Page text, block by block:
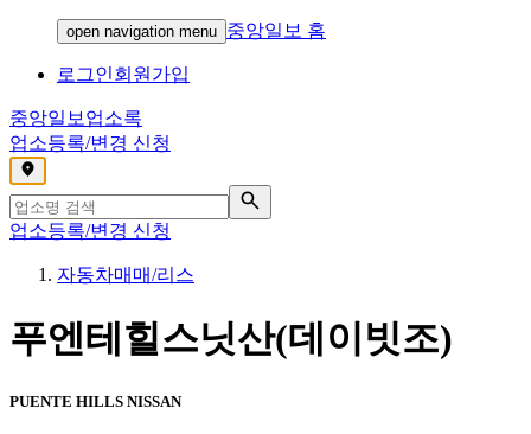
open navigation menu 중앙일보 홈
로그인회원가입
중앙일보 업소록
업소등록/변경 신청
,
업소등록/변경 신청
자동차매매/리스
푸엔테힐스닛산(데이빗조)
PUENTE HILLS NISSAN